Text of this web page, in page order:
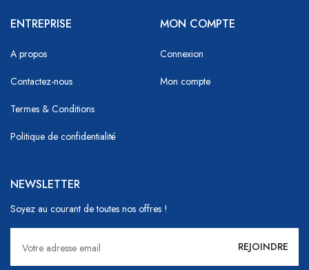
ENTREPRISE
A propos
Contactez-nous
Termes & Conditions
Politique de confidentialité
MON COMPTE
Connexion
Mon compte
NEWSLETTER
Soyez au courant de toutes nos offres !